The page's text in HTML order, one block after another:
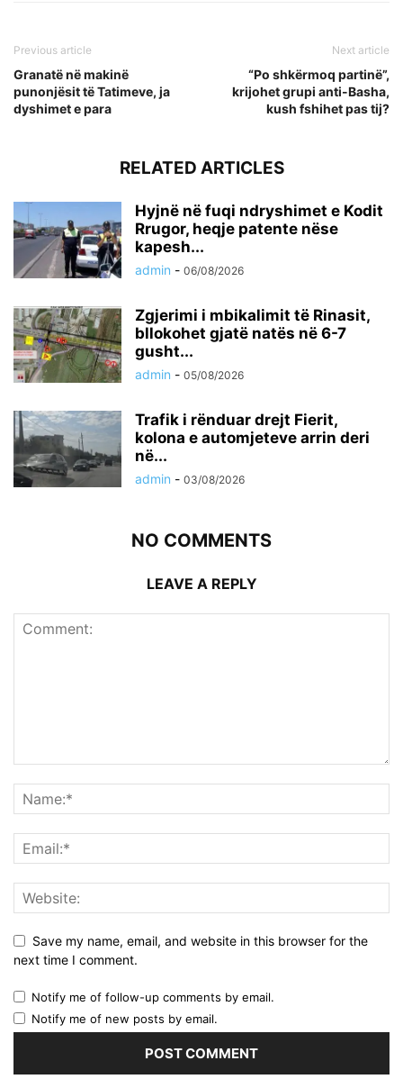
Previous article
Granatë në makinë
punonjësit të Tatimeve, ja
dyshimet e para
Next article
“Po shkërmoq partinë”,
krijohet grupi anti-Basha,
kush fshihet pas tij?
RELATED ARTICLES
Hyjnë në fuqi ndryshimet e Kodit
Rrugor, heqje patente nëse
kapesh...
admin - 06/08/2026
Zgjerimi i mbikalimit të Rinasit,
bllokohet gjatë natës në 6-7
gusht...
admin - 05/08/2026
Trafik i rënduar drejt Fierit,
kolona e automjeteve arrin deri
në...
admin - 03/08/2026
NO COMMENTS
LEAVE A REPLY
Save my name, email, and website in this browser for the
next time I comment.
Notify me of follow-up comments by email.
Notify me of new posts by email.